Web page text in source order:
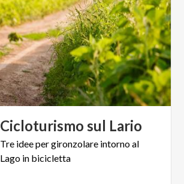
Cicloturismo sul Lario
Tre ideepergironzolare intornoal
Lago in bicicletta